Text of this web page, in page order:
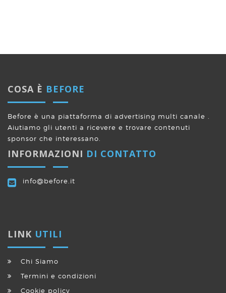
COSA È BEFORE
Before è una piattaforma di advertising multi canale .
Aiutiamo gli utenti a ricevere e trovare contenuti
sponsor che interessano.
INFORMAZIONI DI CONTATTO
info@before.it
LINK UTILI
Chi Siamo
Termini e condizioni
Cookie policy